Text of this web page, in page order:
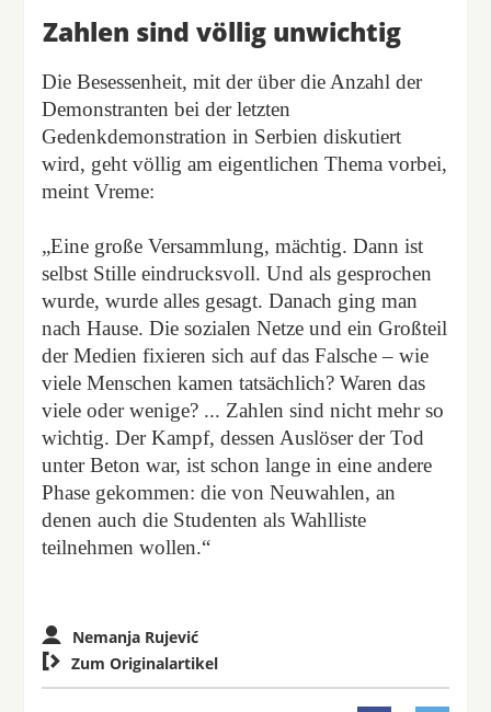
Zahlen sind völlig unwichtig
Die Besessenheit, mit der über die Anzahl der
Demonstranten bei der letzten
Gedenkdemonstration in Serbien diskutiert
wird, geht völlig am eigentlichen Thema vorbei,
meint Vreme:
„Eine große Versammlung, mächtig. Dann ist
selbst Stille eindrucksvoll. Und als gesprochen
wurde, wurde alles gesagt. Danach ging man
nach Hause. Die sozialen Netze und ein Großteil
der Medien fixieren sich auf das Falsche – wie
viele Menschen kamen tatsächlich? Waren das
viele oder wenige? ... Zahlen sind nicht mehr so
wichtig. Der Kampf, dessen Auslöser der Tod
unter Beton war, ist schon lange in eine andere
Phase gekommen: die von Neuwahlen, an
denen auch die Studenten als Wahlliste
teilnehmen wollen.“
Nemanja Rujević
 Zum Originalartikel